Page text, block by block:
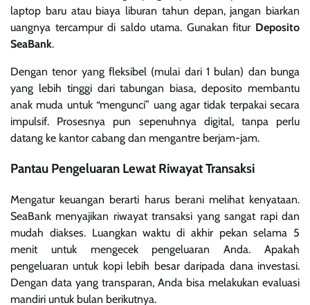
laptop baru atau biaya liburan tahun depan, jangan biarkan
uangnya tercampur di saldo utama. Gunakan fitur Deposito
SeaBank.
Dengan tenor yang fleksibel (mulai dari 1 bulan) dan bunga
yang lebih tinggi dari tabungan biasa, deposito membantu
anak muda untuk “mengunci” uang agar tidak terpakai secara
impulsif. Prosesnya pun sepenuhnya digital, tanpa perlu
datang ke kantor cabang dan mengantre berjam-jam.
Pantau Pengeluaran Lewat Riwayat Transaksi
Mengatur keuangan berarti harus berani melihat kenyataan.
SeaBank menyajikan riwayat transaksi yang sangat rapi dan
mudah diakses. Luangkan waktu di akhir pekan selama 5
menit untuk mengecek pengeluaran Anda. Apakah
pengeluaran untuk kopi lebih besar daripada dana investasi.
Dengan data yang transparan, Anda bisa melakukan evaluasi
mandiri untuk bulan berikutnya.